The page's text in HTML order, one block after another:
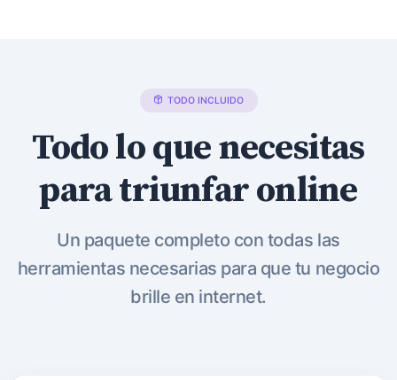
TODO INCLUIDO
Todo lo que necesitas
para triunfar online
Un paquete completo con todas las
herramientas necesarias para que tu negocio
brille en internet.